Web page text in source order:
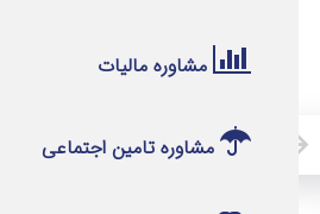
مشاوره مالیات
مشاوره تامین اجتماعی